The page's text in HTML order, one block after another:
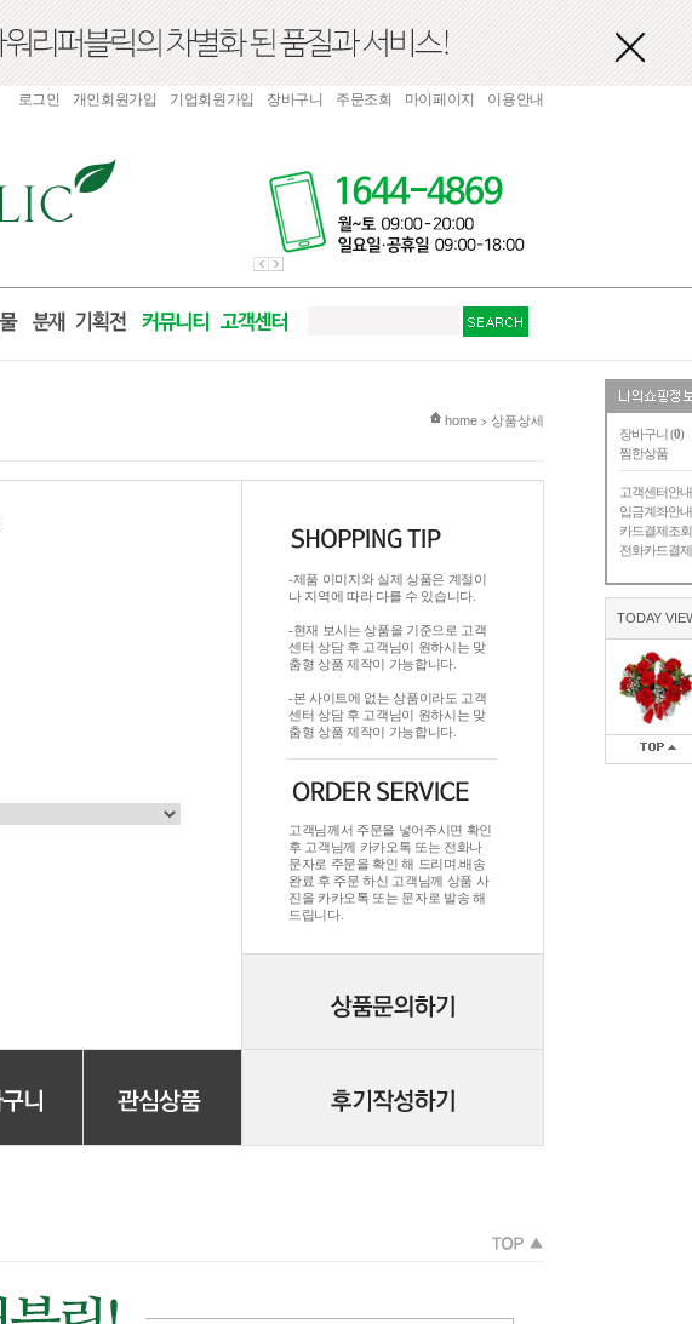
장바구니 (0)
찜한상품
고객센터안내
입금계좌안내
카드결제조회
전화카드결제
TODAY
로그인 개인회원가입 기업회원가입 장바구니 주문조회 마이페이지 이용안내
현재 위치
home > 상품상세
-제품 이미지와 실제 상품은 계절이
나 지역에 따라 다를 수 있습니다.
-현재 보시는 상품을 기준으로 고객
센터 상담 후 고객님이 원하시는 맞
춤형 상품 제작이 가능합니다.
-본 사이트에 없는 상품이라도 고객
센터 상담 후 고객님이 원하시는 맞
춤형 상품 제작이 가능합니다.
고객님께서 주문을 넣어주시면 확인
후 고객님께 카카오톡 또는 전화나
문자로 주문을 확인 해 드리며.배송
완료 후 주문 하신 고객님께 상품 사
진을 카카오톡 또는 문자로 발송 해
드립니다.